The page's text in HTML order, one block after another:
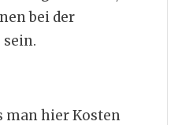
bei der
man hier Kosten